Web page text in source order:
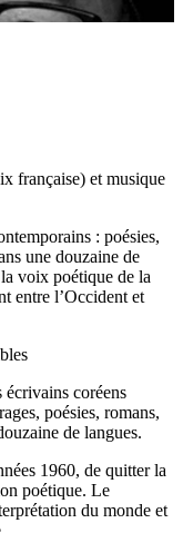
française) et musique
: poésies,
une douzaine de
voix poétique de la
entre l’Occident et
coréens
poésies, romans,
de langues.
1960, de quitter la
poétique. Le
du monde et